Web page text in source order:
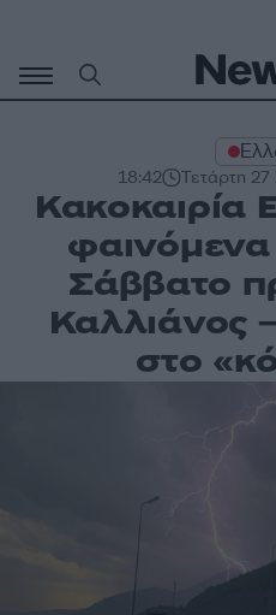
περιεχόμενο
18:42 Τετάρτη 27
Κακοκαιρία
φαινόμενα
Σάββατο
Καλλιάνος
στο